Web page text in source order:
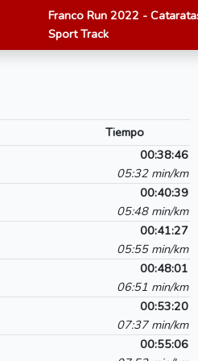
Franco Run 2022 -
Sport Track
Tiempo
00:38:46
05:32 min/km
00:40:39
05:48 min/km
00:41:27
05:55 min/km
00:48:01
06:51 min/km
00:53:20
07:37 min/km
00:55:06